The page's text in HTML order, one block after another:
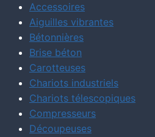
Accessoires
Aiguilles vibrantes
Bétonnières
Brise béton
Carotteuses
Chariots industriels
Chariots télescopiques
Compresseurs
Découpeuses